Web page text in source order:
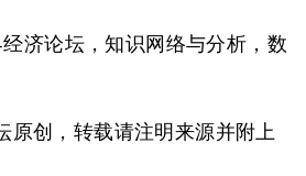
经济论坛，知识网络与分析，数
原创，转载请注明来源并附上